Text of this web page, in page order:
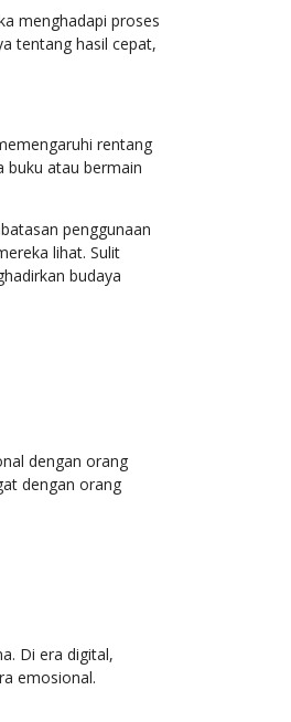
menghadapi proses
tentang hasil cepat,
rentang
buku atau bermain
penggunaan
lihat. Sulit
budaya
dengan orang
dengan orang
Di era digital,
emosional.